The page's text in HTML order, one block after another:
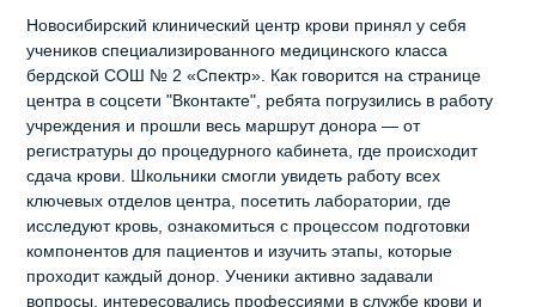
Новосибирский клинический центр крови принял у себя
учеников специализированного медицинского класса
бердской СОШ № 2 «Спектр». Как говорится на странице
центра в соцсети "Вконтакте", ребята погрузились в работу
учреждения и прошли весь маршрут донора — от
регистратуры до процедурного кабинета, где происходит
сдача крови. Школьники смогли увидеть работу всех
ключевых отделов центра, посетить лаборатории, где
исследуют кровь, ознакомиться с процессом подготовки
компонентов для пациентов и изучить этапы, которые
проходит каждый донор. Ученики активно задавали
вопросы, интересовались профессиями в службе крови и